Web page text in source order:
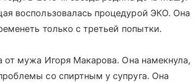
воспользовалась процедурой ЭКО. Она
только с третьей попытки.
от мужа Игоря Макарова. Она намекнула,
со спиртным у супруга. Она